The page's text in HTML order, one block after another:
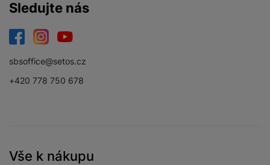
Sledujte nás
sbsoffice@setos.cz
+420 778 750 678
Vše k nákupu